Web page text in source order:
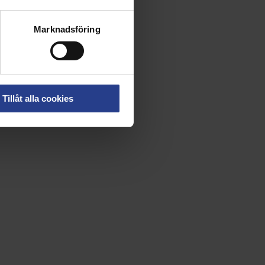
Marknadsföring
Tillåt alla cookies